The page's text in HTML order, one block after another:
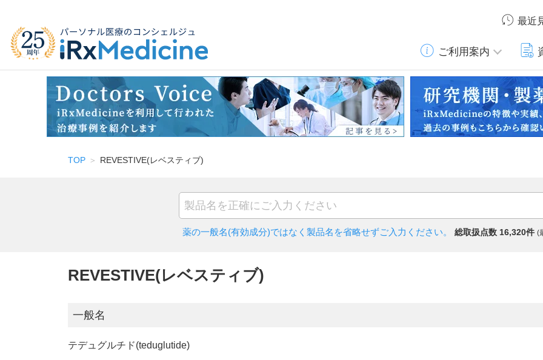
最近
ご利用案内
TOP REVESTIVE(レベスティブ)
薬の一般名(有効成分)ではなく 製品名を省略せずご入力ください。 総取扱点数 16,320件 (
REVESTIVE(レベスティブ)
一般名
テデュグルチド(teduglutide)